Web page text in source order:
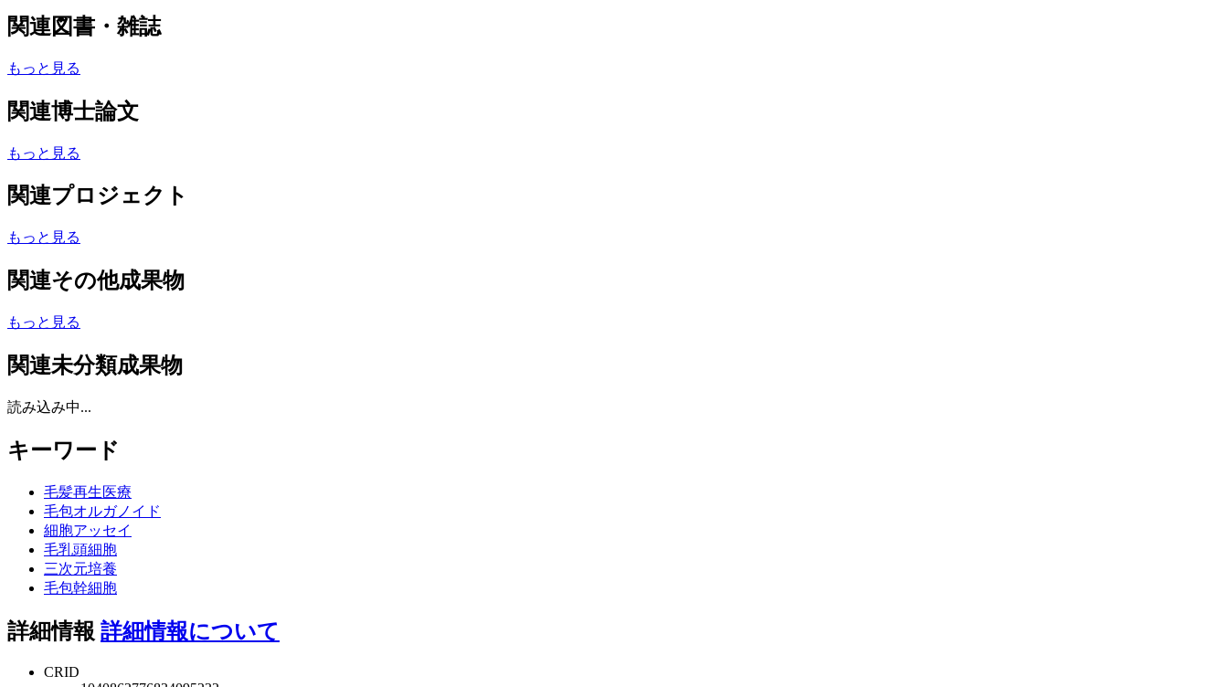
関連図書・雑誌
もっと見る
関連博士論文
もっと見る
関連プロジェクト
もっと見る
関連その他成果物
もっと見る
関連未分類成果物
読み込み中...
キーワード
毛髪再生医療
毛包オルガノイド
細胞アッセイ
毛乳頭細胞
三次元培養
毛包幹細胞
詳細情報 詳細情報について
CRID